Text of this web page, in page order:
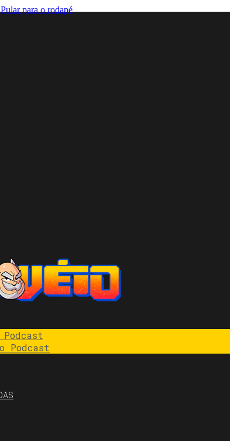
Pular para o rodapé
Podcast